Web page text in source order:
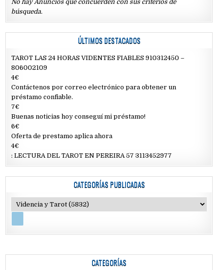
No hay Anuncios que concuerden con sus criterios de
búsqueda.
ÚLTIMOS DESTACADOS
TAROT LAS 24 HORAS VIDENTES FIABLES 910312450 –
806002109
4€
Contáctenos por correo electrónico para obtener un
préstamo confiable.
7€
Buenas noticias hoy conseguí mi préstamo!
6€
Oferta de prestamo aplica ahora
4€
: LECTURA DEL TAROT EN PEREIRA 57 3113452977
CATEGORÍAS PUBLICADAS
CATEGORÍAS